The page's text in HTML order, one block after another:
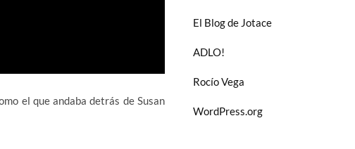
el que andaba detrás de Susan
El Blog de Jotace
ADLO!
Rocío Vega
WordPress.org